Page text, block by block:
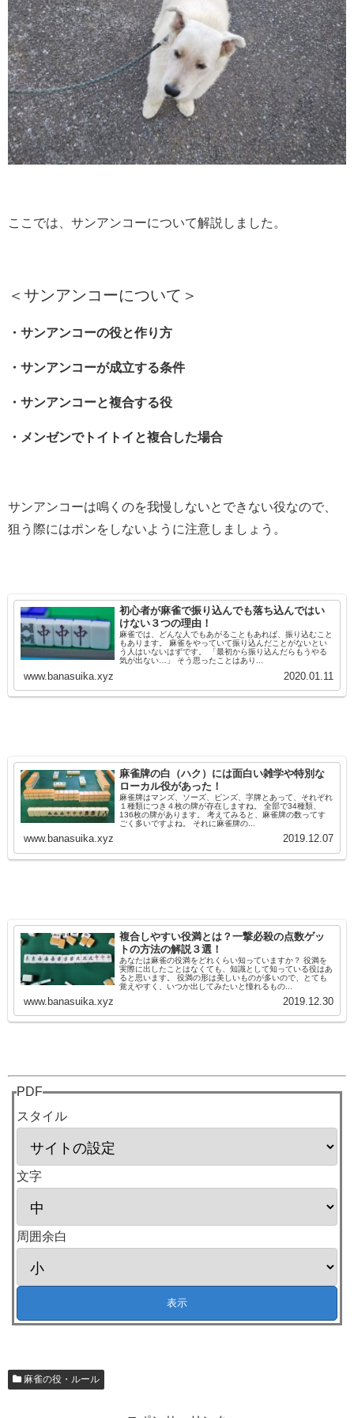
ここでは、サンアンコーについて解説しました。
＜サンアンコーについて＞
・サンアンコーの役と作り方
・サンアンコーが成立する条件
・サンアンコーと複合する役
・メンゼンでトイトイと複合した場合
サンアンコーは鳴くのを我慢しないとできない役なので、
狙う際にはポンをしないように注意しましょう。
初心者が麻雀で振り込んでも落ち込んではい
けない３つの理由！
麻雀では、どんな人でもあがることもあれば、振り込むこと
もあります。 麻雀をやっていて振り込んだことがないとい
う人はいないはずです。 「最初から振り込んだらもうやる
気が出ない…」 そう思ったことはあり...
www.banasuika.xyz 2020.01.11
麻雀牌の白（ハク）には面白い雑学や特別な
ローカル役があった！
麻雀牌はマンズ、ソーズ、ピンズ、字牌とあって、それぞれ
１種類につき４枚の牌が存在しますね。 全部で34種類、
136枚の牌があります。 考えてみると、麻雀牌の数ってす
ごく多いですよね。 それに麻雀牌の...
www.banasuika.xyz 2019.12.07
複合しやすい役満とは？一撃必殺の点数ゲッ
トの方法の解説３選！
あなたは麻雀の役満をどれくらい知っていますか？ 役満を
実際に出したことはなくても、知識として知っている役はあ
ると思います。 役満の形は美しいものが多いので、とても
覚えやすく、いつか出してみたいと憧れるもの...
www.banasuika.xyz 2019.12.30
PDF
スタイル
文字
周囲余白
麻雀の役・ルール